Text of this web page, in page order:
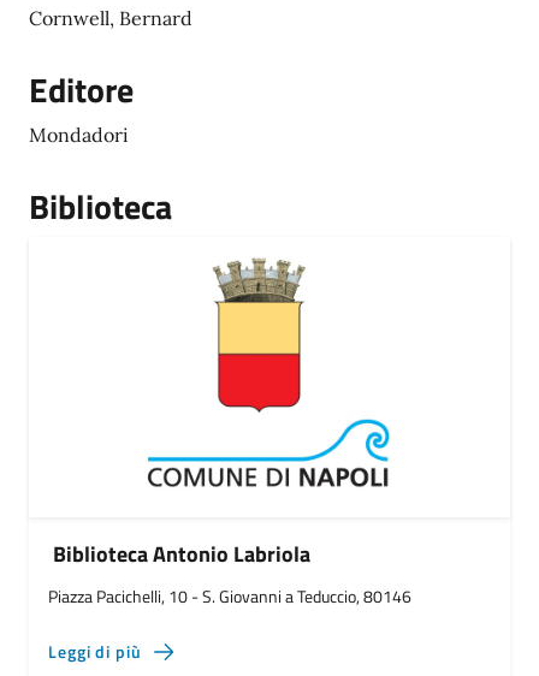
Cornwell, Bernard
Editore
Mondadori
Biblioteca
Biblioteca Antonio Labriola
Piazza Pacichelli, 10 - S. Giovanni a Teduccio, 80146
Leggi di più